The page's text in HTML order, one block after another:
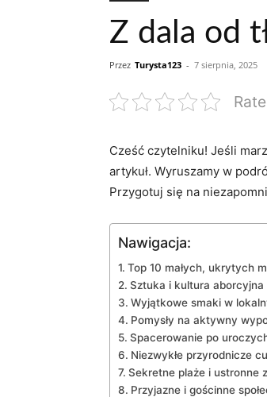
Z dala od
Przez Turysta123 - 7 sierpnia, 2025
Cześć czytelniku! Jeśli
artykuł. Wyruszamy w
Przygotuj się na
Nawigacja:
Top 10 małych, ukrytych
Sztuka i kultura aborcyjna
Wyjątkowe smaki w
Pomysły na aktywny
Spacerowanie po
Niezwykłe przyrodnicze
Sekretne plaże i ustronne
Przyjazne i gościnne